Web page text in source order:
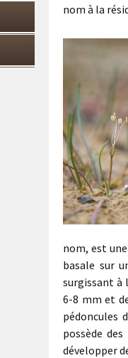
nom à la
nom, est
basale sur
surgissant à
6-8 mm et
pédoncules
possède
développer